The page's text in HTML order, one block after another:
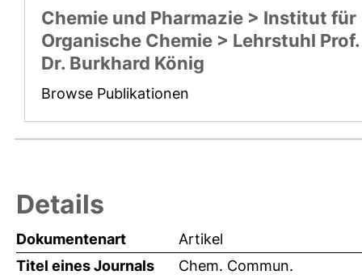
Chemie und Pharmazie > Institut für
Organische Chemie > Lehrstuhl Prof.
Dr. Burkhard König
Browse Publikationen
Details
Dokumentenart
Artikel
Titel eines Journals
Chem. Commun.